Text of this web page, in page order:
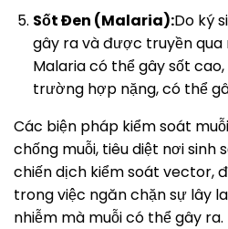
Sốt Đen (Malaria):Do ký
gây ra và được truyền qua
Malaria có thể gây sốt
trường hợp nặng, có thể
Các biện pháp kiểm soát
chống muỗi, tiêu diệt nơi sinh
chiến dịch kiểm soát vector,
trong việc ngăn chặn sự lây
nhiễm mà muỗi có thể gây ra.